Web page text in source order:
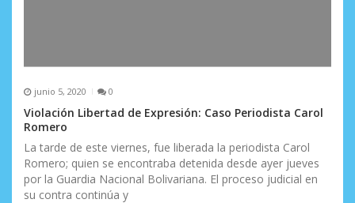
junio 5, 2020 0
Violación Libertad de Expresión: Caso Periodista Carol
Romero
La tarde de este viernes, fue liberada la periodista Carol
Romero; quien se encontraba detenida desde ayer jueves
por la Guardia Nacional Bolivariana. El proceso judicial en
su contra continúa y